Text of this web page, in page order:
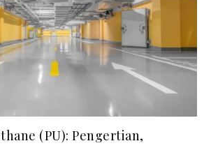
(PU): Pengertian,